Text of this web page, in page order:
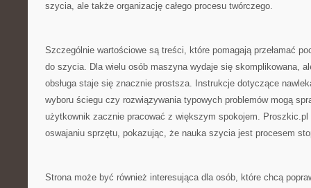
szycia, ale także organizację całego procesu twórczego.
Szczególnie wartościowe są treści, które pomagają przełamać
do szycia. Dla wielu osób maszyna wydaje się skomplikowana,
obsługa staje się znacznie prostsza. Instrukcje dotyczące
wyboru ściegu czy rozwiązywania typowych problemów mogą
użytkownik zacznie pracować z większym spokojem.
oswajaniu sprzętu, pokazując, że nauka szycia jest procesem
Strona może być również interesująca dla osób, które chcą